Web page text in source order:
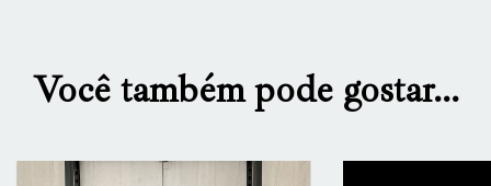
Você também pode gostar...